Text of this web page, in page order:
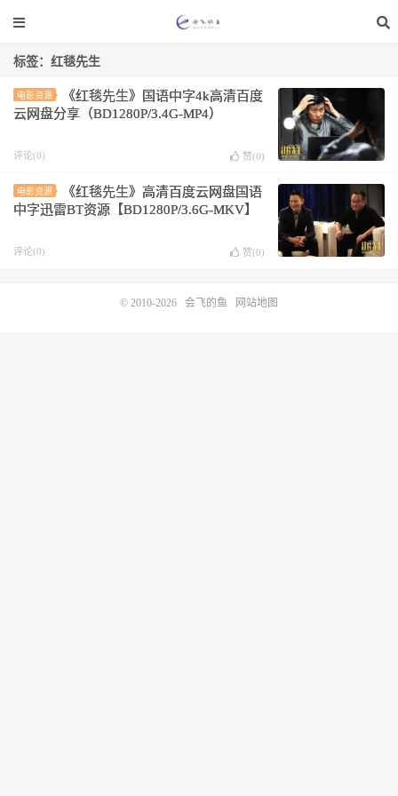
标签：红毯先生
电影资源
《红毯先生》国语中字4k高清百度
云网盘分享（BD1280P/3.4G-MP4）
评论(0) 赞(0)
电影资源
《红毯先生》高清百度云网盘国语
中字迅雷BT资源【BD1280P/3.6G-MKV】
评论(0) 赞(0)
© 2010-2026 会飞的鱼 网站地图